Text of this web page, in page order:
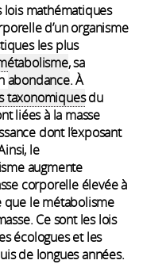
lois mathématiques
d’un organisme
les plus
, sa
abondance. À
taxonomiquesdu
liées à la masse
dont l’exposant
le
augmente
corporelle élevée à
que le métabolisme
Ce sont les lois
écologues et les
de longues années.